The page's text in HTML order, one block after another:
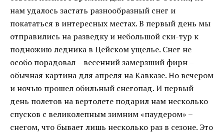
нам удалось застать разнообразный снег и
покататься в интересных местах. В первый день мы
отправились на разведку и небольшой ски-тур к
подножию ледника в Цейском ущелье. Снег не
особо порадовал – весенний замерзший фирн –
обычная картина для апреля на Кавказе. Но вечером
и ночью прошел обильный снегопад. И первый
день полетов на вертолете подарил нам несколько
спусков с великолепным зимним «паудером» –
снегом, что бывает лишь несколько раз в сезоне. Это